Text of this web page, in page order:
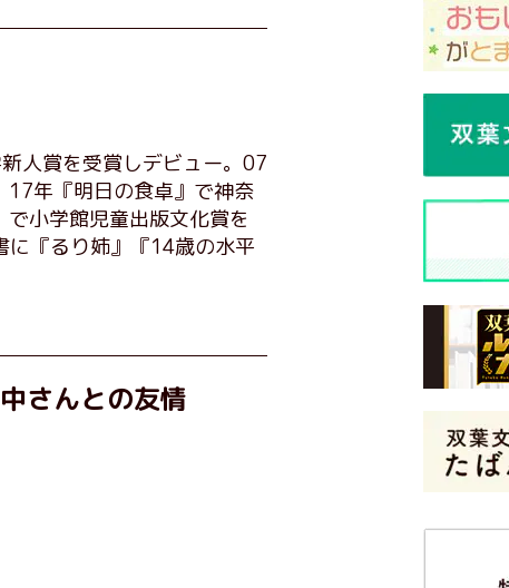
人賞を受賞しデビュー。07
年『明日の食卓』で神奈
小学館児童出版文化賞を
に『るり姉』『14歳の水平
さんとの友情